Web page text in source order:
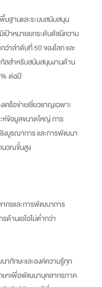
ฐานและระบบสนับสนุน
ป้าหมายยกระดับดัชนีความ
ว่าลำดับที่ 50 ของโลก และ
ลสำหรับสนับสนุนงานด้าน
ต่อปี
ครือข่ายเชี่ยวชาญเฉพาะ
ห์ข้อมูลขนาดใหญ่ การ
งบูรณาการ และการพัฒนา
นวณขั้นสูง
กรและการพัฒนาการ
ด้านเอไอไม่ต่ำกว่า
ทักษะและองค์ความรู้ทุก
ษาเพื่อพัฒนาบุคลากรภาค